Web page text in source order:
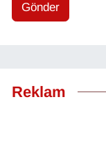
Gönder
Reklam